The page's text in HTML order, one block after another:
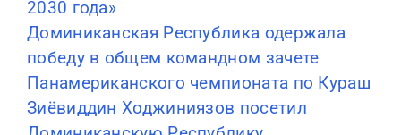
2030 года»
Доминиканская Республика одержала
победу в общем командном зачете
Панамериканского чемпионата по Кураш
Зиёвиддин Ходжиниязов посетил